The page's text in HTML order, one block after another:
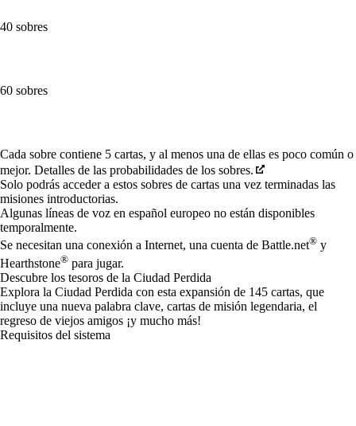
40 sobres
60 sobres
Available actions
Cada sobre contiene 5 cartas, y al menos una de ellas es poco común o
mejor. Detalles de las probabilidades de los sobres.
Solo podrás acceder a estos sobres de cartas una vez terminadas las
misiones introductorias.
Algunas líneas de voz en español europeo no están disponibles
temporalmente.
Se necesitan una conexión a Internet, una cuenta de Battle.net® y
Hearthstone® para jugar.
Descubre los tesoros de la Ciudad Perdida
Explora la Ciudad Perdida con esta expansión de 145 cartas, que
incluye una nueva palabra clave, cartas de misión legendaria, el
regreso de viejos amigos ¡y mucho más!
Requisitos del sistema